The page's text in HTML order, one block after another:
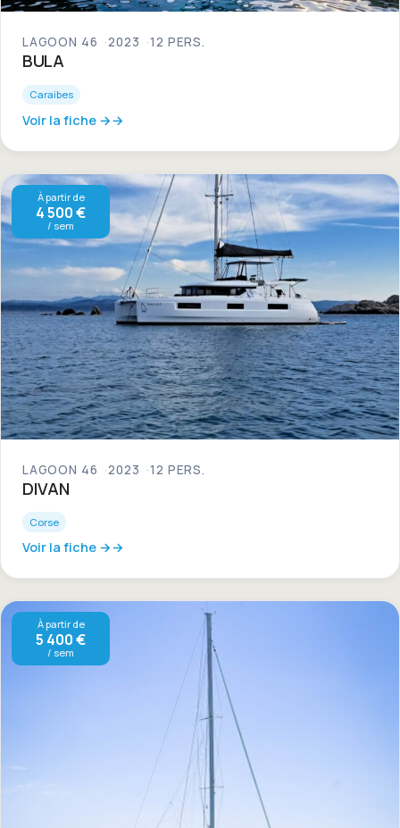
LAGOON 46 2023 12 PERS.
BULA
Caraibes
Voir la fiche →
À partir de
4 500 €
/ sem
LAGOON 46 2023 12 PERS.
DIVAN
Corse
Voir la fiche →
À partir de
5 400 €
/ sem